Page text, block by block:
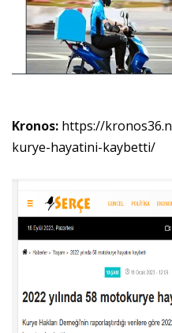
Kronos: https://
kurye-hayatini-kaybetti/